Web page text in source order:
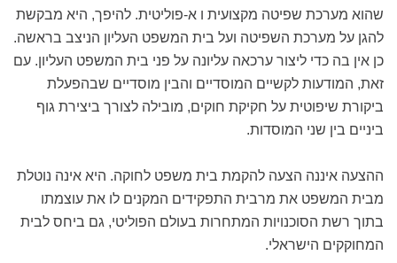
שהוא מערכת שפיטה מקצועית ו א-פוליטית. להיפך, היא מבקשת
להגן על מערכת השפיטה ועל בית המשפט העליון הניצב בראשה.
כן אין בה כדי ליצור ערכאה עליונה על פני בית המשפט העליון. עם
זאת, המודעות לקשיים המוסדיים והבין מוסדיים שבהפעלת
ביקורת שיפוטית על חקיקת חוקים, מובילה לצורך ביצירת גוף
ביניים בין שני המוסדות.
ההצעה איננה הצעה להקמת בית משפט לחוקה. היא אינה נוטלת
מבית המשפט את מרבית התפקידים המקנים לו את עוצמתו
בתוך רשת הסוכנויות המתחרות בעולם הפוליטי, גם ביחס לבית
המחוקקים הישראלי.